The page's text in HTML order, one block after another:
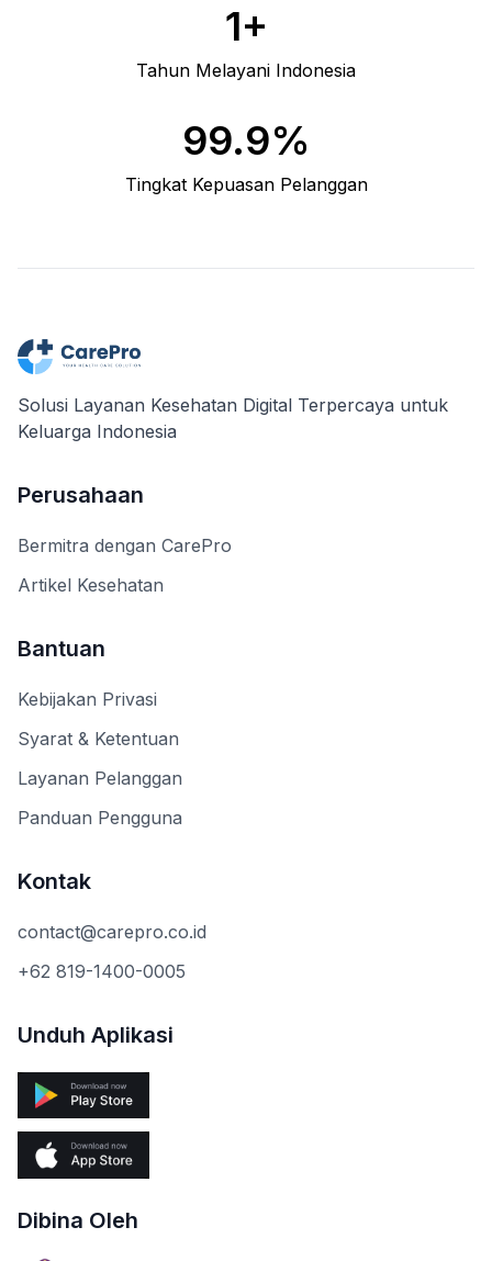
1+
Tahun Melayani Indonesia
99.9%
Tingkat Kepuasan Pelanggan
Solusi Layanan Kesehatan Digital Terpercaya untuk
Keluarga Indonesia
Perusahaan
Bermitra dengan CarePro
Artikel Kesehatan
Bantuan
Kebijakan Privasi
Syarat & Ketentuan
Layanan Pelanggan
Panduan Pengguna
Kontak
contact@carepro.co.id
+62 819-1400-0005
Unduh Aplikasi
Dibina Oleh